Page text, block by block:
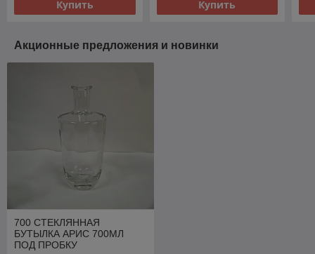
Купить Купить
Акционные предложения и новинки
700 СТЕКЛЯННАЯ
БУТЫЛКА АРИС 700МЛ
ПОД ПРОБКУ